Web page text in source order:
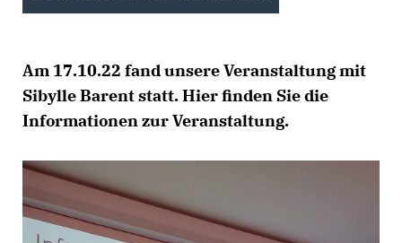
Am 17.10.22 fand unsere Veranstaltung mit
Sibylle Barent statt. Hier finden Sie die
Informationen zur Veranstaltung.